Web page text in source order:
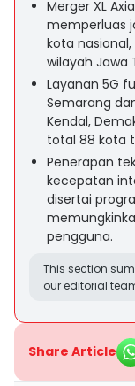
Merger XL
memperluas
kota
wilayah Jawa
Layanan 5G
Semarang
Kendal,
total 88 kota
Penerapan
kecepatan
disertai
pengguna.
This section
our editorial
Share Article